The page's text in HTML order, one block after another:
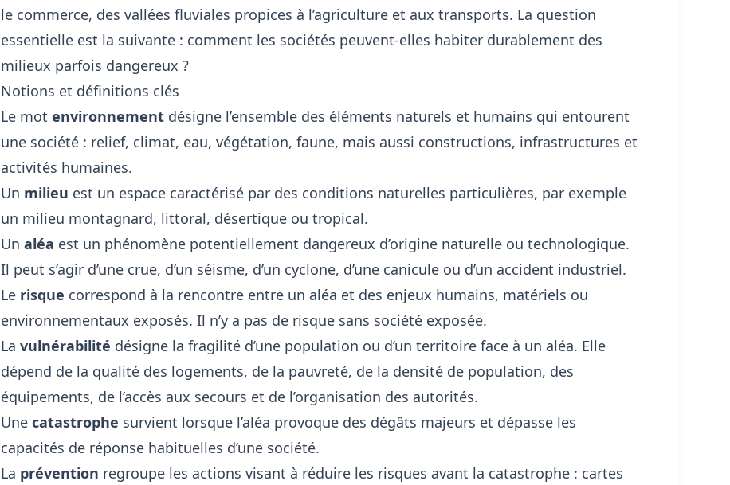
le commerce, des vallées fluviales propices à l’agriculture et aux transports. La question
essentielle est la suivante : comment les sociétés peuvent-elles habiter durablement des
milieux parfois dangereux ?
Notions et définitions clés
Le mot environnementdésigne l’ensemble des éléments naturels et humains qui entourent
une société : relief, climat, eau, végétation, faune, mais aussi constructions, infrastructures et
activités humaines.
Un milieu est un espace caractérisé par des conditions naturelles particulières, par exemple
un milieu montagnard, littoral, désertique ou tropical.
Un aléa est un phénomène potentiellement dangereux d’origine naturelle ou technologique.
Il peut s’agir d’une crue, d’un séisme, d’un cyclone, d’une canicule ou d’un accident industriel.
Le risque correspond à la rencontre entre un aléa et des enjeux humains, matériels ou
environnementaux exposés. Il n’y a pas de risque sans société exposée.
La vulnérabilité désigne la fragilité d’une population ou d’un territoire face à un aléa. Elle
dépend de la qualité des logements, de la pauvreté, de la densité de population, des
équipements, de l’accès aux secours et de l’organisation des autorités.
Une catastrophe survient lorsque l’aléa provoque des dégâts majeurs et dépasse les
capacités de réponse habituelles d’une société.
La prévention regroupe les actions visant à réduire les risques avant la catastrophe : cartes